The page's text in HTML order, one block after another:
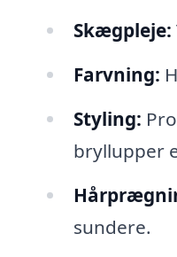
Skægpleje:
Farvning:
Styling:
bryllupper
sundere.